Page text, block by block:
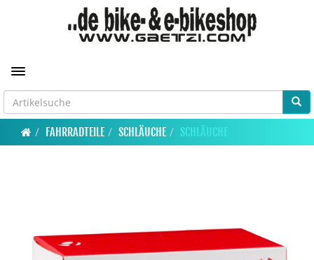
Toggle navigation
FAHRRADTEILE SCHLÄUCHE SCHLÄUCHE